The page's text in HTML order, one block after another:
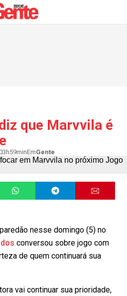
que Marvvila é
EmGente
nesse domingo (5) no
conversou sobre jogo com
de quem continuará sua
vai continuar sua prioridade,